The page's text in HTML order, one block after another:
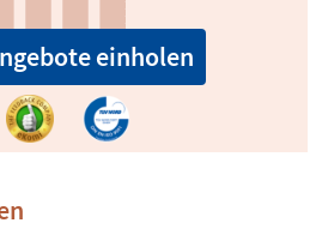
einholen